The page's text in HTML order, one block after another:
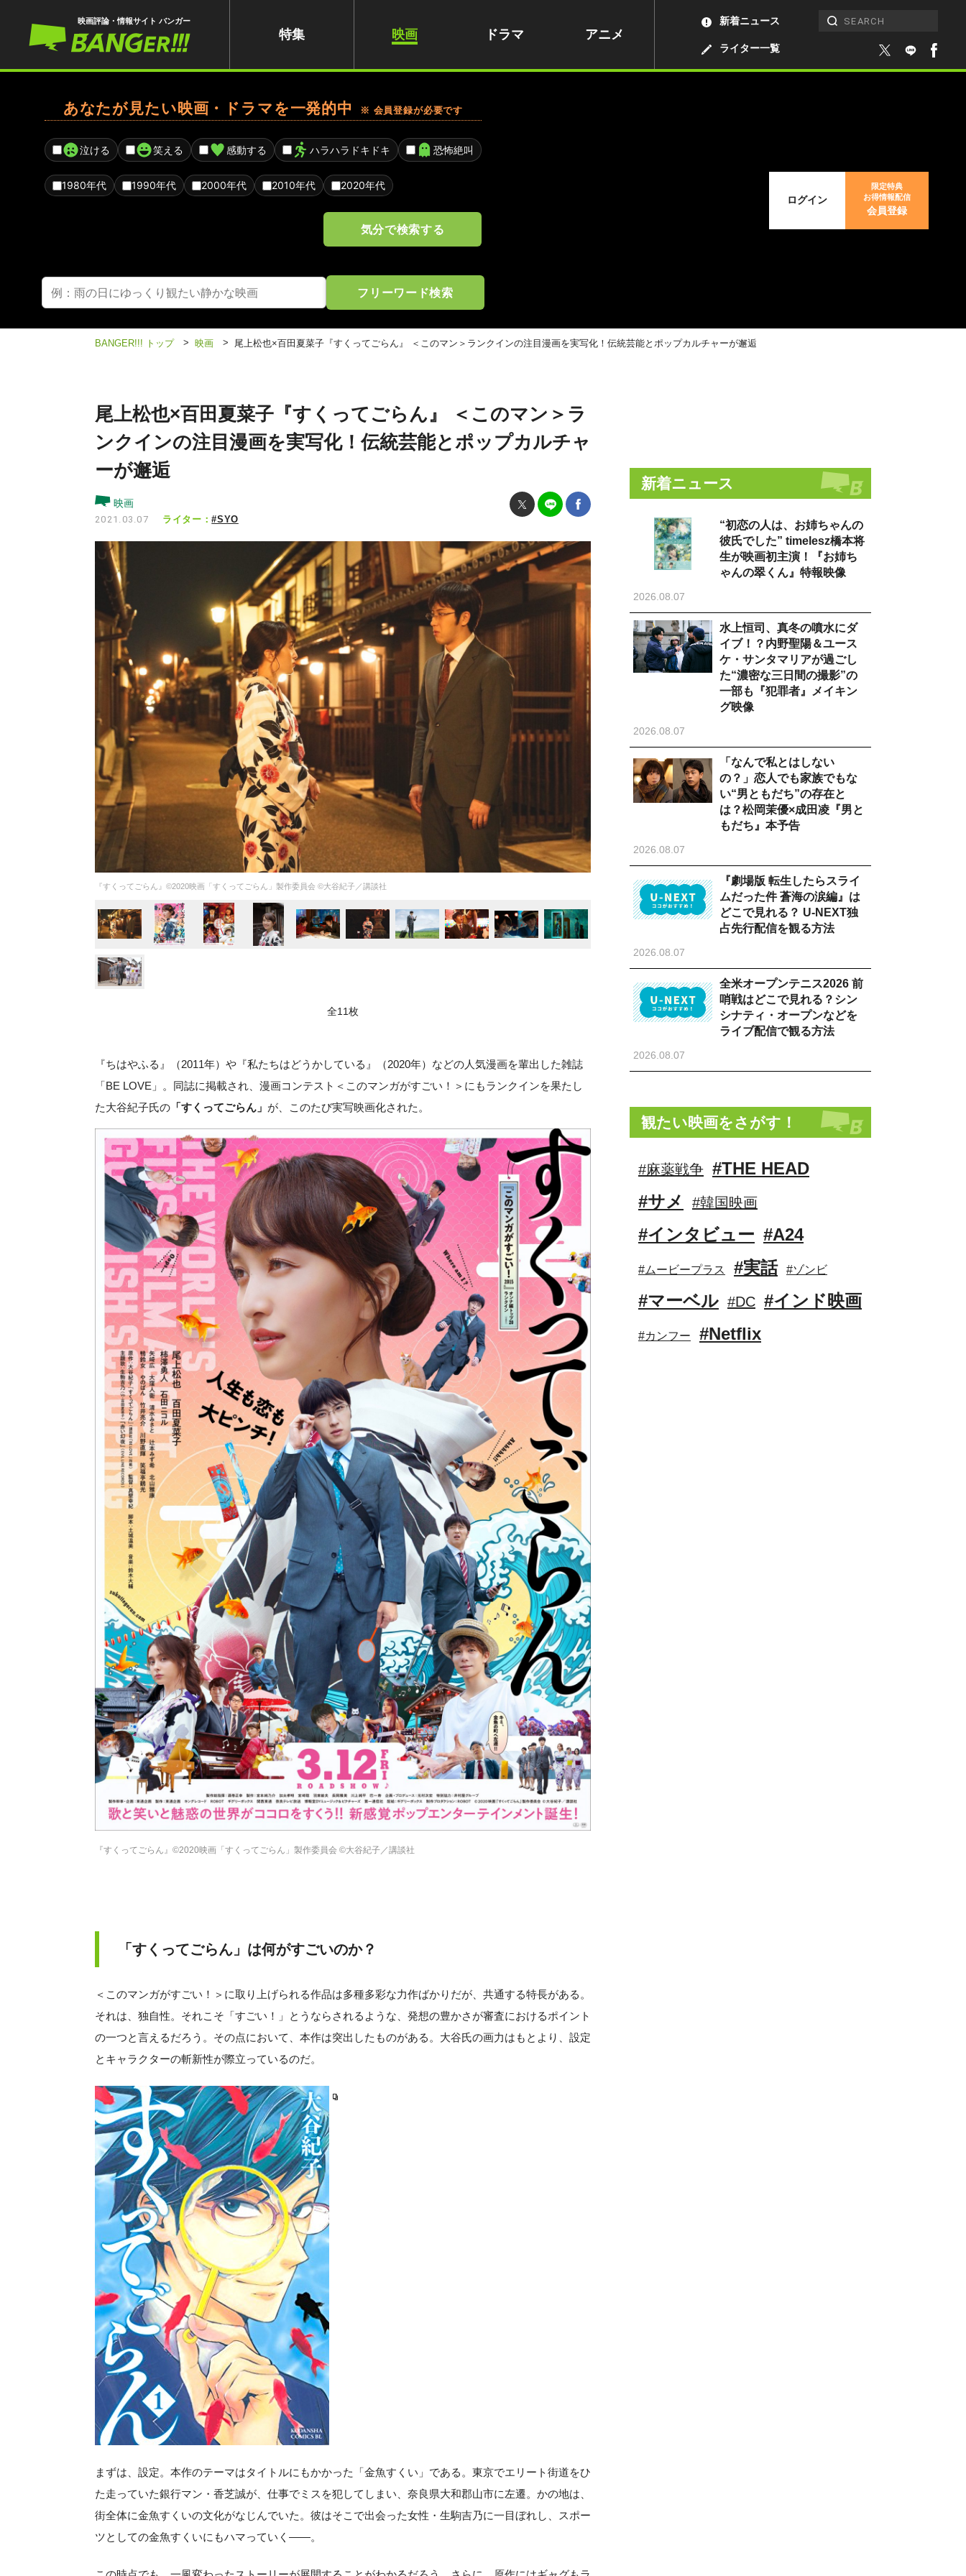
映画評論・情報サイト バンガー
特集 映画 ドラマ アニメ
ライター一覧
新着ニュース
あなたが見たい映画・ドラマを一発的中 ※ 会員登録が必要です
泣ける 笑える 感動する ハラハラドキドキ 恐怖絶叫
1980年代 1990年代 2000年代 2010年代 2020年代
気分で検索する
フリーワード検索
ログイン
限定特典
お得情報配信
会員登録
BANGER!!! トップ > 映画 > 尾上松也×百田夏菜子『すくってごらん』 ＜このマン＞ランクインの注目漫画を実写化！伝統芸能とポップカルチャーが邂逅
尾上松也×百田夏菜子『すくってごらん』 ＜このマン＞ラ
ンクインの注目漫画を実写化！伝統芸能とポップカルチャ
ーが邂逅
映画
2021.03.07 ライター：#SYO
『すくってごらん』©️2020映画「すくってごらん」製作委員会 ©️大谷紀子／講談社
全11枚
『ちはやふる』（2011年）や『私たちはどうかしている』（2020年）などの人気漫画を輩出した雑誌
「BE LOVE」。同誌に掲載され、漫画コンテスト＜このマンガがすごい！＞にもランクインを果たし
た大谷紀子氏の 「すくってごらん」 が、このたび実写映画化された。
『すくってごらん』©️2020映画「すくってごらん」製作委員会 ©️大谷紀子／講談社
「すくってごらん」は何がすごいのか？
＜このマンガがすごい！＞に取り上げられる作品は多種多彩な力作ばかりだが、共通する特長がある。
それは、独自性。それこそ「すごい！」とうならされるような、発想の豊かさが審査におけるポイント
の一つと言えるだろう。その点において、本作は突出したものがある。大谷氏の画力はもとより、設定
とキャラクターの斬新性が際立っているのだ。
まずは、設定。本作のテーマはタイトルにもかかった「金魚すくい」である。東京でエリート街道をひ
た走っていた銀行マン・香芝誠が、仕事でミスを犯してしまい、奈良県大和郡山市に左遷。かの地は、
街全体に金魚すくいの文化がなじんでいた。彼はそこで出会った女性・生駒吉乃に一目ぼれし、スポー
ツとしての金魚すくいにもハマっていく――。
新着ニュース
“初恋の人は、お姉ちゃんの
彼氏でした” timelesz橋本将
生が映画初主演！『お姉ち
ゃんの翠くん』特報映像
2026.08.07
水上恒司、真冬の噴水にダ
イブ！？内野聖陽＆ユース
ケ・サンタマリアが過ごし
た“濃密な三日間の撮影”の
一部も『犯罪者』メイキン
グ映像
2026.08.07
「なんで私とはしない
の？」恋人でも家族でもな
い“男ともだち”の存在と
は？松岡茉優×成田凌『男と
もだち』本予告
2026.08.07
『劇場版 転生したらスライ
ムだった件 蒼海の涙編』は
どこで見れる？ U-NEXT独
占先行配信を観る方法
2026.08.07
全米オープンテニス2026 前
哨戦はどこで見れる？シン
シナティ・オープンなどを
ライブ配信で観る方法
2026.08.07
観たい映画をさがす！
#麻薬戦争 #THE HEAD
#サメ
#韓国映画
#インタビュー #A24
#ムービープラス #実話 #ゾンビ
#マーベル #DC #インド映画
#カンフー #Netflix